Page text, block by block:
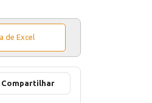
de Excel
Compartilhar